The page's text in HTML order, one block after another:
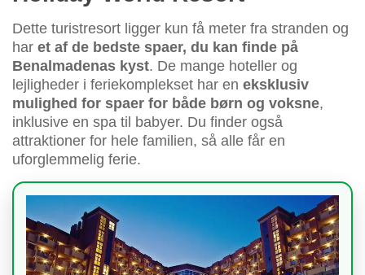
Dette turistresort ligger kun få meter fra stranden og
har et af de bedste spaer, du kan finde på
Benalmadenas kyst. De mange hoteller og
lejligheder i feriekomplekset har en eksklusiv
mulighed for spaer for både børn og voksne,
inklusive en spa til babyer. Du finder også
attraktioner for hele familien, så alle får en
uforglemmelig ferie.